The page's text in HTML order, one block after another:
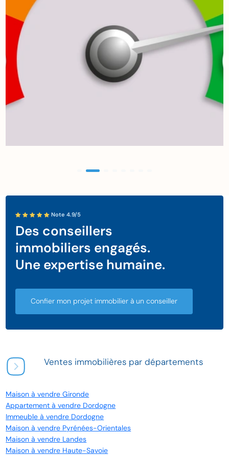
Note 4.9/5
Des conseillers
immobiliers engagés.
Une expertise humaine.
Confier mon projet immobilier à un conseiller
Ventes immobilières par départements
Maison à vendre Gironde
Appartement à vendre Dordogne
Immeuble à vendre Dordogne
Maison à vendre Pyrénées-Orientales
Maison à vendre Landes
Maison à vendre Haute-Savoie